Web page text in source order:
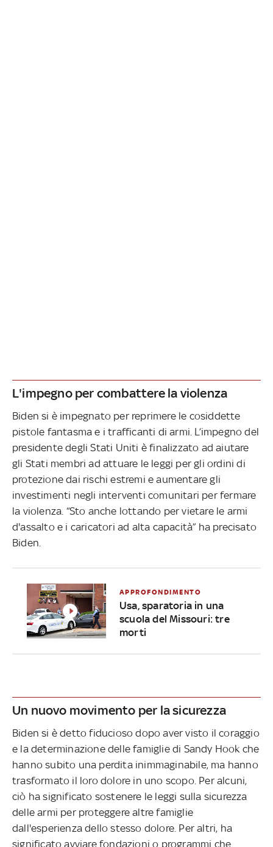
L'impegno per combattere la violenza
Biden si è impegnato per reprimere le cosiddette
pistole fantasma e i trafficanti di armi. L’impegno del
presidente degli Stati Uniti è finalizzato ad aiutare
gli Stati membri ad attuare le leggi per gli ordini di
protezione dai rischi estremi e aumentare gli
investimenti negli interventi comunitari per fermare
la violenza. “Sto anche lottando per vietare le armi
d'assalto e i caricatori ad alta capacità” ha precisato
Biden.
APPROFONDIMENTO
Usa, sparatoria in una
scuola del Missouri: tre
morti
Un nuovo movimento per la sicurezza
Biden si è detto fiducioso dopo aver visto il coraggio
e la determinazione delle famiglie di Sandy Hook che
hanno subito una perdita inimmaginabile, ma hanno
trasformato il loro dolore in uno scopo. Per alcuni,
ciò ha significato sostenere le leggi sulla sicurezza
delle armi per proteggere altre famiglie
dall'esperienza dello stesso dolore. Per altri, ha
significato avviare fondazioni o programmi che